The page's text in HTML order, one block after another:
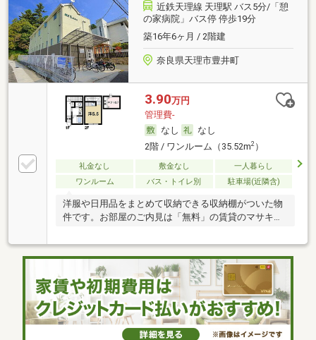
近鉄天理線 天理駅 バス5分/「憩
の家病院」バス停 停歩19分
築16年6ヶ月 / 2階建
奈良県天理市豊井町
3.90万円
管理費-
なし
なし
2階 / ワンルーム（35.52m2）
礼金なし 敷金なし
一人暮らし
ワンルーム
バス・トイレ別 駐車場(近隣含)
洋服や日用品をまとめて収納できる収納棚がついた物
件です。お部屋のご内見は「無料」の賃貸のマサキ